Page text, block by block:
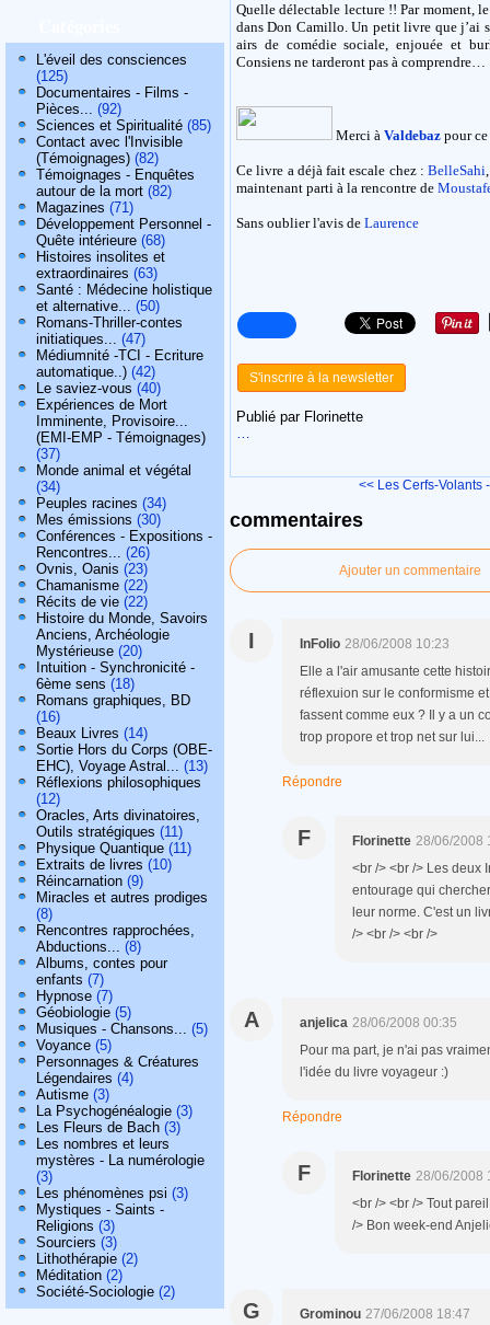
L'éveil des consciences
(125)
Documentaires - Films -
Pièces... (92)
Sciences et Spiritualité (85)
Contact avec l'Invisible
(Témoignages) (82)
Témoignages - Enquêtes
autour de la mort (82)
Magazines (71)
Développement Personnel -
Quête intérieure (68)
Histoires insolites et
extraordinaires (63)
Santé : Médecine holistique
et alternative... (50)
Romans-Thriller-contes
initiatiques... (47)
Médiumnité -TCI - Ecriture
automatique..) (42)
Le saviez-vous (40)
Expériences de Mort
Imminente, Provisoire...
(EMI-EMP - Témoignages)
(37)
Monde animal et végétal
(34)
Peuples racines (34)
Mes émissions (30)
Conférences - Expositions -
Rencontres... (26)
Ovnis, Oanis (23)
Chamanisme (22)
Récits de vie (22)
Histoire du Monde, Savoirs
Anciens, Archéologie
Mystérieuse (20)
Intuition - Synchronicité -
6ème sens (18)
Romans graphiques, BD
(16)
Beaux Livres (14)
Sortie Hors du Corps (OBE-
EHC), Voyage Astral... (13)
Réflexions philosophiques
(12)
Oracles, Arts divinatoires,
Outils stratégiques (11)
Physique Quantique (11)
Extraits de livres (10)
Réincarnation (9)
Miracles et autres prodiges
(8)
Rencontres rapprochées,
Abductions... (8)
Albums, contes pour
enfants (7)
Hypnose (7)
Géobiologie (5)
Musiques - Chansons... (5)
Voyance (5)
Personnages & Créatures
Légendaires (4)
Autisme (3)
La Psychogénéalogie (3)
Les Fleurs de Bach (3)
Les nombres et leurs
mystères - La numérologie
(3)
Les phénomènes psi (3)
Mystiques - Saints -
Religions (3)
Sourciers (3)
Lithothérapie (2)
Méditation (2)
Société-Sociologie (2)
Quelle délectable lecture !! Par moment,
dans Don Camillo. Un petit livre que j’ai
airs de comédie sociale, enjouée et
Consiens ne tarderont pas à comprendre…
Merci à Valdebaz pour
Ce livre a déjà fait escale chez :BelleSahi
maintenant parti à la rencontre de
Sans oublier l'avis de Laurence
S'inscrire à la newsletter
Publié par Florinette
…
<< Les Cerfs-Volants
commentaires
Ajouter un commentaire
I InFolio 28/06/2008 10:23
Elle a l'air amusante cette
réflexuion sur le conformisme
fassent comme eux ? Il y a un
trop propore et trop net sur lui...
Répondre
F Florinette 28/06/2008
<br /> <br /> Les deux
entourage qui
leur norme. C'est un
/> <br /> <br />
A anjelica 28/06/2008 00:35
Pour ma part, je n'ai pas
l'idée du livre voyageur :)
Répondre
F Florinette 28/06/2008
<br /> <br /> Tout
/> Bon week-end
G Grominou 27/06/2008 18:47